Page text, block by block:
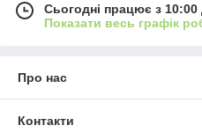
Сьогодні працює з 10:00
Показати весь графік
Про нас
Контакти